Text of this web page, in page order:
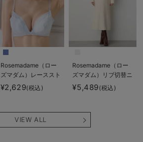
Rosemadame（ロー
ズマダム）レーススト
ラップオープン授乳ブ
¥2,629(税込)
Rosemadame（ロー
ズマダム）リブ切替ニ
ットワンピ マタニテ
ィ・授乳服【産後まで
¥5,489(税込)
VIEW ALL